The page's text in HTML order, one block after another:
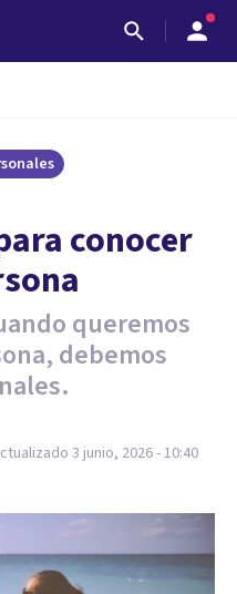
conocer
queremos
debemos
3 junio, 2026 - 10:40